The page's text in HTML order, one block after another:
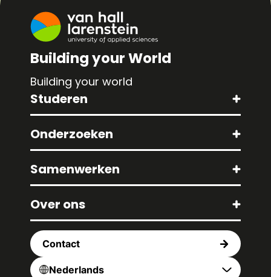
Building your World
Building your world
Studeren
Onderzoeken
Samenwerken
Over ons
Contact
Nederlands